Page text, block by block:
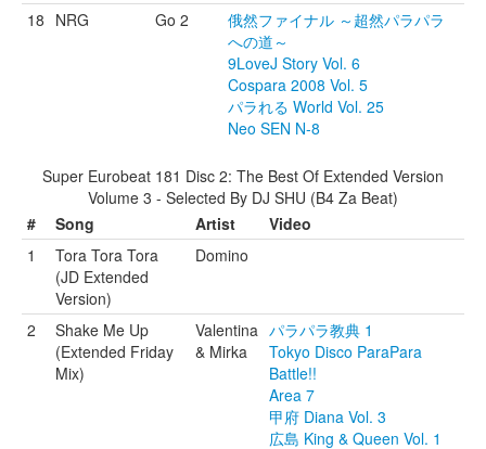
18 NRG Go 2
俄然ファイナル ～超然パラパラ
への道～
9LoveJ Story Vol. 6
Cospara 2008 Vol. 5
パラれる World Vol. 25
Neo SEN N-8
Super Eurobeat 181 Disc 2: The Best Of Extended Version
Volume 3 - Selected By DJ SHU (B4 Za Beat)
#
Song Artist
Video
1
Tora Tora Tora
(JD Extended
Version)
Domino
2
Shake Me Up
(Extended Friday
Mix)
Valentina
& Mirka
パラパラ教典 1
Tokyo Disco ParaPara
Battle!!
Area 7
甲府 Diana Vol. 3
広島 King & Queen Vol. 1